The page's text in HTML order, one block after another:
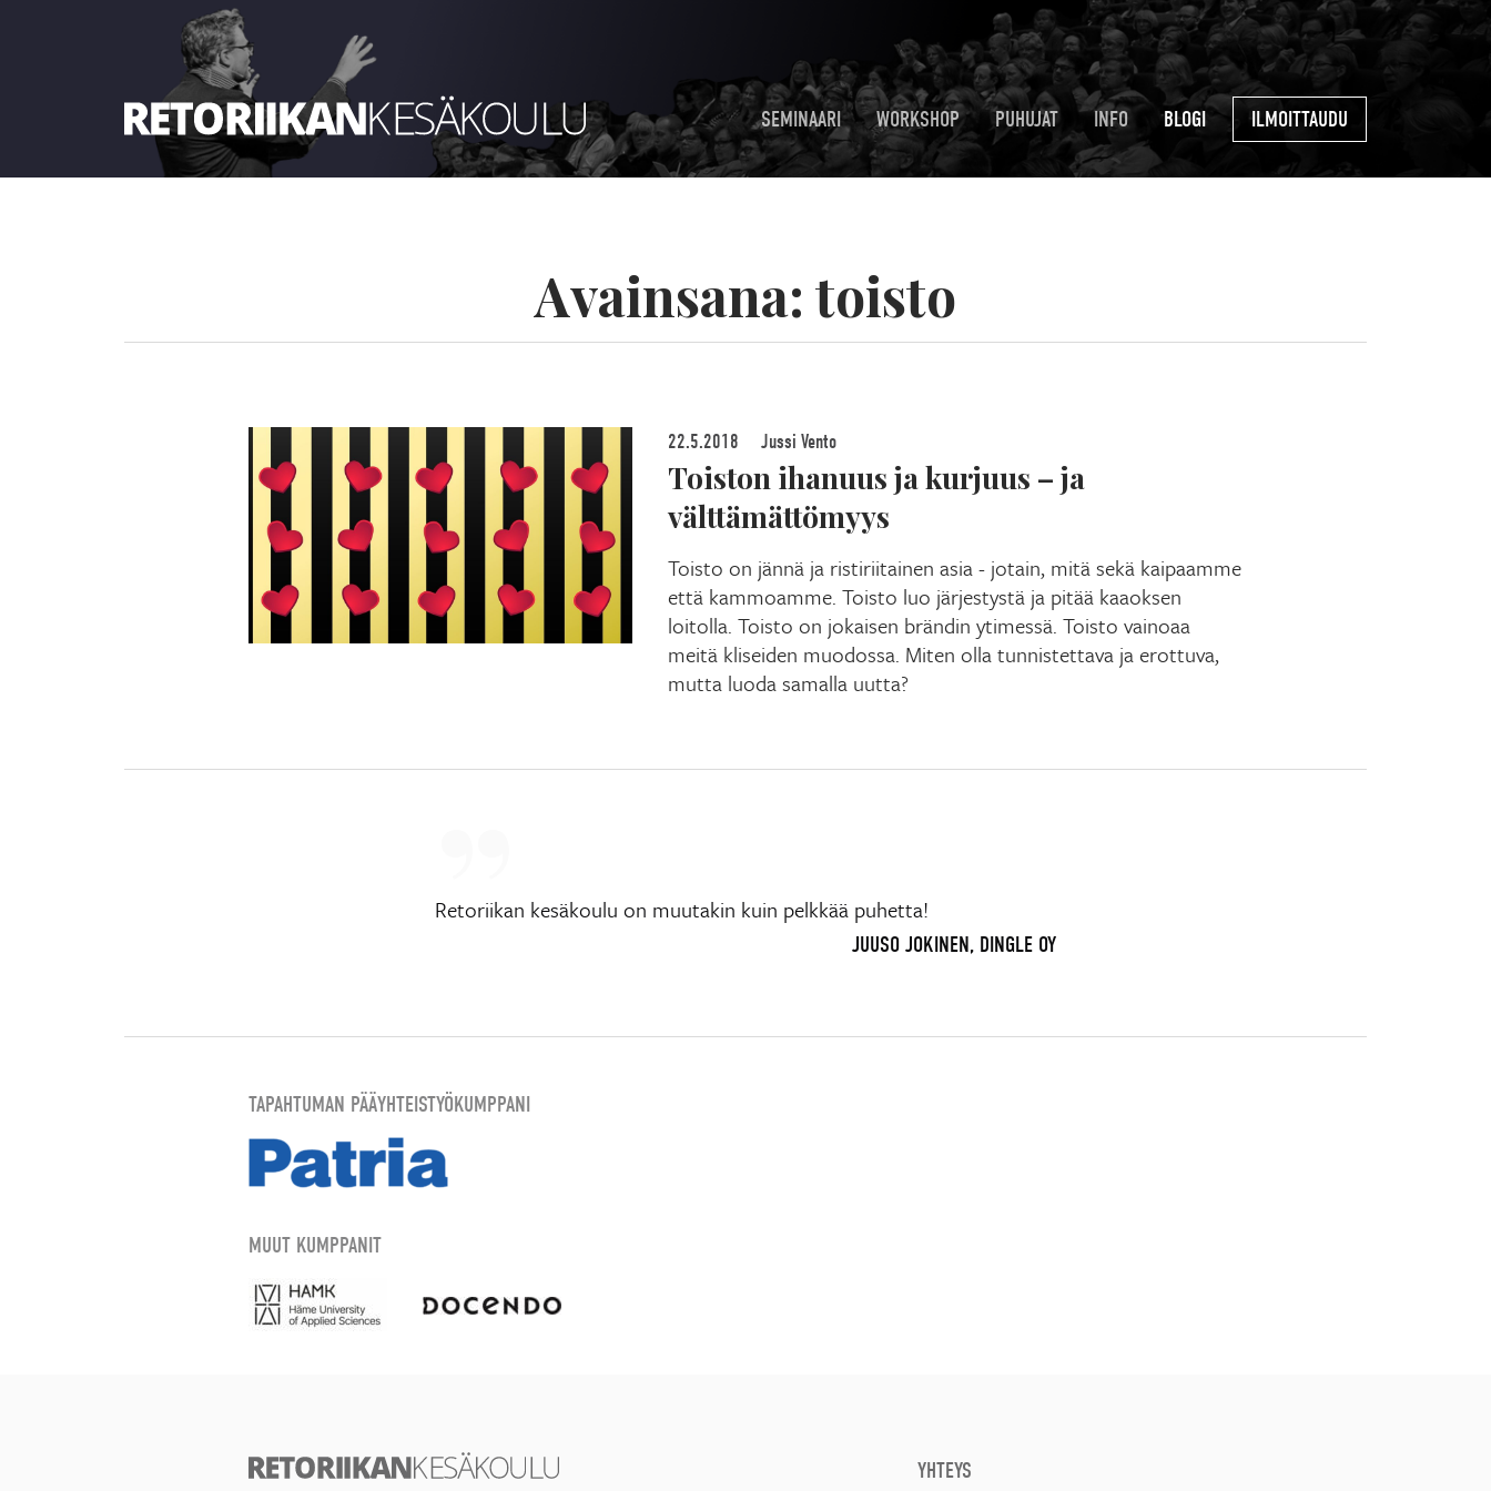
SEMINAARI WORKSHOP PUHUJAT INFO BLOGI ILMOITTAUDU
Avainsana: toisto
22.5.2018 Jussi Vento
Toiston ihanuus ja kurjuus – ja
välttämättömyys
Toisto on jännä ja ristiriitainen asia - jotain, mitä sekä kaipaamme
että kammoamme. Toisto luo järjestystä ja pitää kaaoksen
loitolla. Toisto on jokaisen brändin ytimessä. Toisto vainoaa
meitä kliseiden muodossa. Miten olla tunnistettava ja erottuva,
mutta luoda samalla uutta?
Retoriikan kesäkoulu on muutakin kuin pelkkää puhetta!
JUUSO JOKINEN, DINGLE OY
TAPAHTUMAN PÄÄYHTEISTYÖKUMPPANI
MUUT KUMPPANIT
YHTEYS